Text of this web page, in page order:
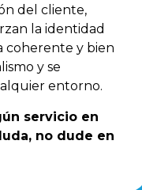
del cliente,
la identidad
coherente y bien
y se
entorno.
servicio en
no dude en